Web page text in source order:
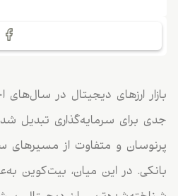
بازار ارزهای دیجیتال در سال‌های
جدی برای سرمایه‌گذاری تبدیل
پرنوسان و متفاوت از
بانکی. در این میان، بیت‌کوین